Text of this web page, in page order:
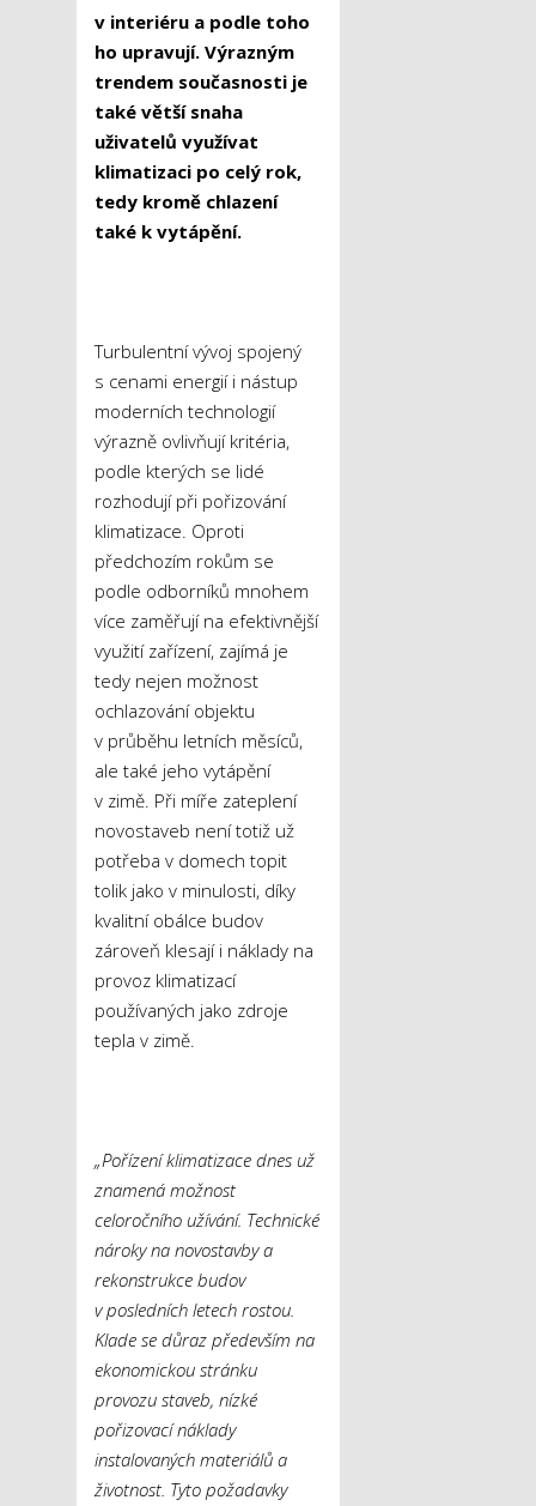
v interiéru a podle toho
ho upravují. Výrazným
trendem současnosti je
také větší snaha
uživatelů využívat
klimatizaci po celý rok,
tedy kromě chlazení
také k vytápění.
Turbulentní vývoj spojený
s cenami energií i nástup
moderních technologií
výrazně ovlivňují kritéria,
podle kterých se lidé
rozhodují při pořizování
klimatizace. Oproti
předchozím rokům se
podle odborníků mnohem
více zaměřují na efektivnější
využití zařízení, zajímá je
tedy nejen možnost
ochlazování objektu
v průběhu letních měsíců,
ale také jeho vytápění
v zimě. Při míře zateplení
novostaveb není totiž už
potřeba v domech topit
tolik jako v minulosti, díky
kvalitní obálce budov
zároveň klesají i náklady na
provoz klimatizací
používaných jako zdroje
tepla v zimě.
„Pořízení klimatizace dnes už
znamená možnost
celoročního užívání. Technické
nároky na novostavby a
rekonstrukce budov
v posledních letech rostou.
Klade se důraz především na
ekonomickou stránku
provozu staveb, nízké
pořizovací náklady
instalovaných materiálů a
životnost. Tyto požadavky